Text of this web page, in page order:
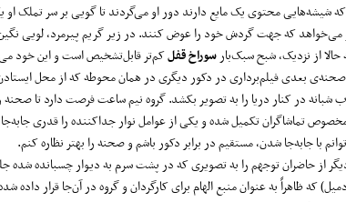
شیشه‌هایی محتوی یک مایع دارند دور او می‌گردند تا گویی بر سر تملک او
که جهت گردش خود را عوض کنند. در زیر گریم پیرمرد، لویی نگین
از نزدیک، شبح سبک‌بار سوراخ قفلکم‌تر قابل‌تشخیص است و این خود
بعدی فیلم‌برداری در دکور دیگری در همان محوطه که از محل
در کنار دریا را به تصویر بکشد. گروه نیم ساعت فرصت دارد تا صحنه
تماشاگران تکمیل شده و یکی از عوامل نوار جداکننده را قدری
با جا‌به‌جا شدن، مستقیم در برابر دکور باشم و صحنه را بهتر نظاره کنم.
از حاضران توجهم را به تصویری که در پشت سرم به دیوار چسبانده
که ظاهراً به عنوان منبع الهام برای کارگردان و گروه در آن‌جا قرار داده